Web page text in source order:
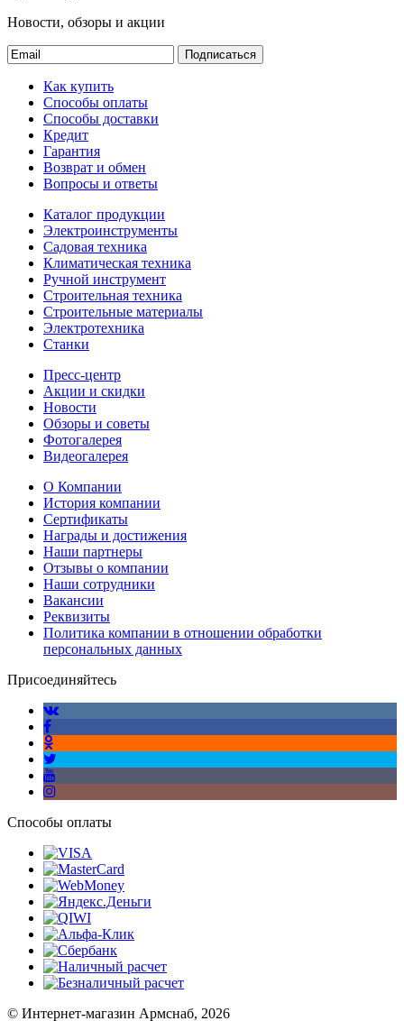
Новости, обзоры и акции
Подписаться
Как купить
Способы оплаты
Способы доставки
Кредит
Гарантия
Возврат и обмен
Вопросы и ответы
Каталог продукции
Электроинструменты
Садовая техника
Климатическая техника
Ручной инструмент
Строительная техника
Строительные материалы
Электротехника
Станки
Пресс-центр
Акции и скидки
Новости
Обзоры и советы
Фотогалерея
Видеогалерея
О Компании
История компании
Сертификаты
Награды и достижения
Наши партнеры
Отзывы о компании
Наши сотрудники
Вакансии
Реквизиты
Политика компании в отношении обработки
персональных данных
Присоединяйтесь
Способы оплаты
© Интернет-магазин Армснаб, 2026